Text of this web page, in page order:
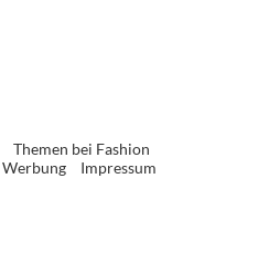
Themen bei Fashion
Werbung
Impressum